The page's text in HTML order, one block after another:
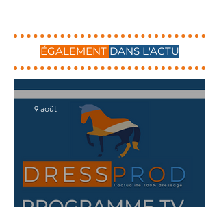
ÉGALEMENT DANS L'ACTU
9 août